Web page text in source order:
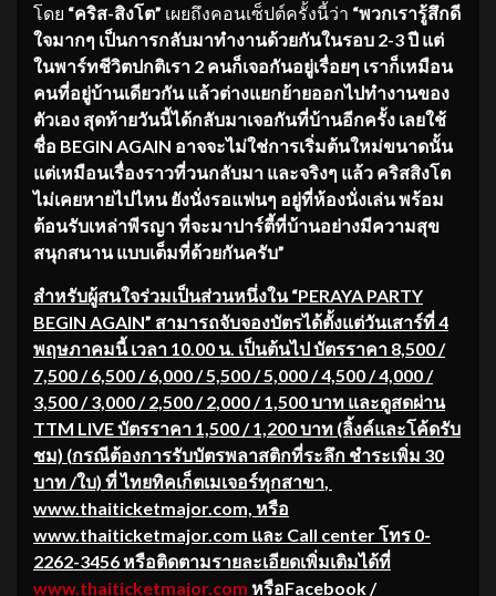
โดย “คริส-สิงโต” เผยถึงคอนเซ็ปต์ครั้งนี้ว่า “พวกเรารู้สึกดี
ใจมากๆ เป็นการกลับมาทำงานด้วยกันในรอบ 2-3 ปี แต่
ในพาร์ทชีวิตปกติเรา 2 คนก็เจอกันอยู่เรื่อยๆ เราก็เหมือน
คนที่อยู่บ้านเดียวกัน แล้วต่างแยกย้ายออกไปทำงานของ
ตัวเอง สุดท้ายวันนี้ได้กลับมาเจอกันที่บ้านอีกครั้ง เลยใช้
ชื่อ BEGIN AGAIN อาจจะไม่ใช่การเริ่มต้นใหม่ขนาดนั้น
แต่เหมือนเรื่องราวที่วนกลับมา และจริงๆ แล้ว คริสสิงโต
ไม่เคยหายไปไหน ยังนั่งรอแฟนๆ อยู่ที่ห้องนั่งเล่น พร้อม
ต้อนรับเหล่าพีรญา ที่จะมาปาร์ตี้ที่บ้านอย่างมีความสุข
สนุกสนาน แบบเต็มที่ด้วยกันครับ”
สำหรับผู้สนใจร่วมเป็นส่วนหนึ่งใน“PERAYA PARTY
BEGIN AGAIN” สามารถจับจองบัตรได้ตั้งแต่วันเสาร์ที่ 4
พฤษภาคมนี้ เวลา 10.00 น. เป็นต้นไปบัตรราคา 8,500 /
7,500 / 6,500 / 6,000 / 5,500 / 5,000 / 4,500 / 4,000 /
3,500 / 3,000 / 2,500 / 2,000 / 1,500บาท และดูสดผ่าน
TTM LIVEบัตรราคา 1,500 / 1,200บาท (ลิ้งค์และโค้ดรับ
ชม) (กรณีต้องการรับบัตรพลาสติกที่ระลึก ชำระเพิ่ม 30
บาท /ใบ) ที่ ไทยทิคเก็ตเมเจอร์ทุกสาขา
www.thaiticketmajor.com, หรือ
www.thaiticketmajor.com และ Call centerโทร 0-
2262-3456 หรือติดตามรายละเอียดเพิ่มเติมได้ที่
www.thaiticketmajor.com หรือFacebook /